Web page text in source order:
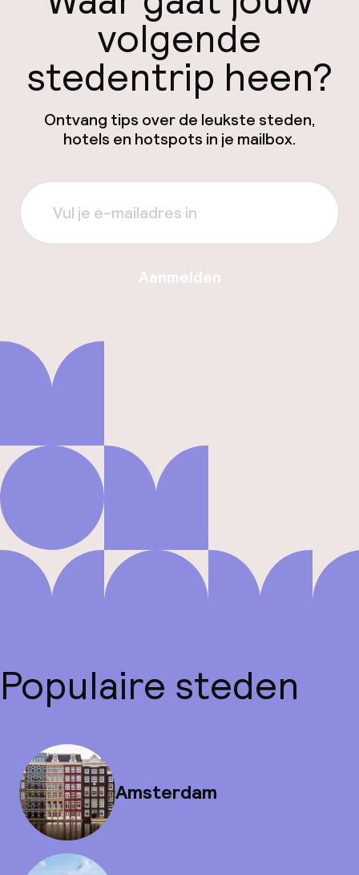
volgende
stedentrip heen?
Ontvang tips over de leukste steden,
hotels en hotspots in je mailbox.
Aanmelden
Populaire steden
Amsterdam